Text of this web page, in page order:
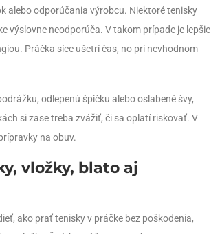
alebo odporúčania výrobcu. Niektoré tenisky
výslovne neodporúča. V takom prípade je lepšie
Práčka síce ušetrí čas, no pri nevhodnom
odlepenú špičku alebo oslabené švy,
si zase treba zvážiť, či sa oplatí riskovať. V
na obuv.
vložky, blato aj
ako prať tenisky v práčke bez poškodenia,